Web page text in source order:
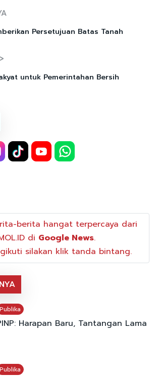
Persetujuan Batas Tanah
untuk Pemerintahan Bersih
berita hangat terpercaya dari
di Google News.
silakan klik tanda bintang.
Publika
Harapan Baru, Tantangan Lama
Publika